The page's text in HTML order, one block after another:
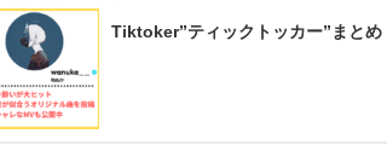
Tiktoker”ティックトッカー”まとめ